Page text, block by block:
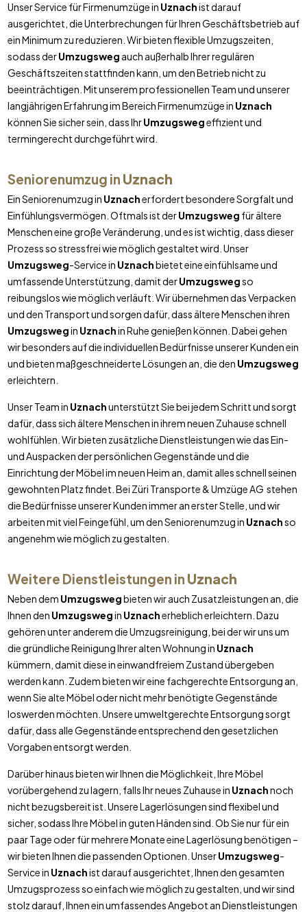
Unser Service für Firmenumzüge in Uznachist darauf
ausgerichtet, die Unterbrechungen für Ihren Geschäftsbetrieb auf
ein Minimum zu reduzieren. Wir bieten flexible Umzugszeiten,
sodass derUmzugsweg auch außerhalb Ihrer regulären
Geschäftszeiten stattfinden kann, um den Betrieb nicht zu
beeinträchtigen. Mit unserem professionellen Team und unserer
langjährigen Erfahrung im Bereich Firmenumzüge in Uznach
können Sie sicher sein, dass IhrUmzugswegeffizient und
termingerecht durchgeführt wird.
Seniorenumzug in Uznach
Ein Seniorenumzug in Uznacherfordert besondere Sorgfalt und
Einfühlungsvermögen. Oftmals ist derUmzugsweg für ältere
Menschen eine große Veränderung, und es ist wichtig, dass dieser
Prozess so stressfrei wie möglich gestaltet wird. Unser
Umzugsweg-Service in Uznachbietet eine einfühlsame und
umfassende Unterstützung, damit derUmzugswegso
reibungslos wie möglich verläuft. Wir übernehmen das Verpacken
und den Transport und sorgen dafür, dass ältere Menschen ihren
Umzugswegin Uznachin Ruhe genießen können. Dabei gehen
wir besonders auf die individuellen Bedürfnisse unserer Kunden ein
und bieten maßgeschneiderte Lösungen an, die den Umzugsweg
erleichtern.
Unser Team in Uznachunterstützt Sie bei jedem Schritt und sorgt
dafür, dass sich ältere Menschen in ihrem neuen Zuhause schnell
wohlfühlen. Wir bieten zusätzliche Dienstleistungen wie das Ein-
und Auspacken der persönlichen Gegenstände und die
Einrichtung der Möbel im neuen Heim an, damit alles schnell seinen
gewohnten Platz findet. Bei Züri Transporte & Umzüge AG stehen
die Bedürfnisse unserer Kunden immer an erster Stelle, und wir
arbeiten mit viel Feingefühl, um den Seniorenumzug in Uznachso
angenehm wie möglich zu gestalten.
Weitere Dienstleistungen in Uznach
Neben dem Umzugswegbieten wir auch Zusatzleistungen an, die
Ihnen den Umzugswegin Uznacherheblich erleichtern. Dazu
gehören unter anderem die Umzugsreinigung, bei der wir uns um
die gründliche Reinigung Ihrer alten Wohnung in Uznach
kümmern, damit diese in einwandfreiem Zustand übergeben
werden kann. Zudem bieten wir eine fachgerechte Entsorgung an,
wenn Sie alte Möbel oder nicht mehr benötigte Gegenstände
loswerden möchten. Unsere umweltgerechte Entsorgung sorgt
dafür, dass alle Gegenstände entsprechend den gesetzlichen
Vorgaben entsorgt werden.
Darüber hinaus bieten wir Ihnen die Möglichkeit, Ihre Möbel
vorübergehend zu lagern, falls Ihr neues Zuhause in Uznachnoch
nicht bezugsbereit ist. Unsere Lagerlösungen sind flexibel und
sicher, sodass Ihre Möbel in guten Händen sind. Ob Sie nur für ein
paar Tage oder für mehrere Monate eine Lagerlösung benötigen –
wir bieten Ihnen die passenden Optionen. UnserUmzugsweg-
Service in Uznachist darauf ausgerichtet, Ihnen den gesamten
Umzugsprozess so einfach wie möglich zu gestalten, und wir sind
stolz darauf, Ihnen ein umfassendes Angebot an Dienstleistungen